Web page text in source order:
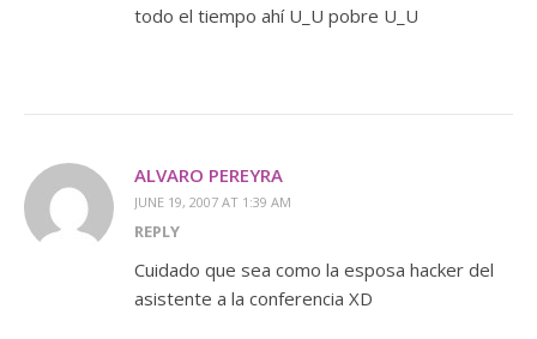
todo el tiempo ahí U_U pobre U_U
ALVARO PEREYRA
JUNE 19, 2007 AT 1:39 AM
REPLY
Cuidado que sea como la esposa hacker del
asistente a la conferencia XD